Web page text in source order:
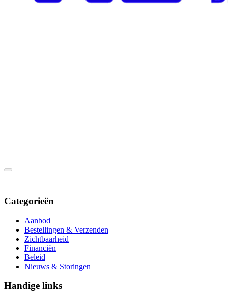
Categorieën
Aanbod
Bestellingen & Verzenden
Zichtbaarheid
Financiën
Beleid
Nieuws & Storingen
Handige links